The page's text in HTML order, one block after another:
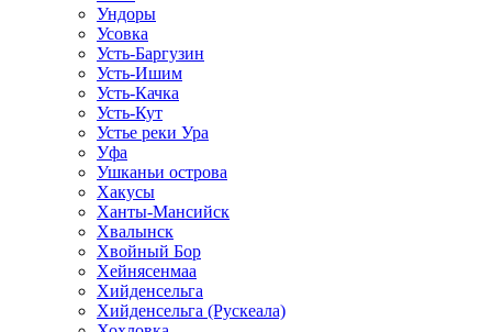
Ундоры
Усовка
Усть-Баргузин
Усть-Ишим
Усть-Качка
Усть-Кут
Устье реки Ура
Уфа
Ушканьи острова
Хакусы
Ханты-Мансийск
Хвалынск
Хвойный Бор
Хейнясенмаа
Хийденсельга
Хийденсельга (Рускеала)